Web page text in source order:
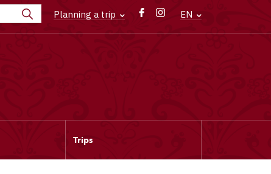
Planning a trip EN
Trips